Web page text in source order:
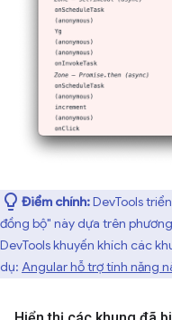
Điểm chính:DevTools
đồng bộ" này dựa trên
DevTools khuyến khích các
dụ: Angular hỗ trợ tính năng